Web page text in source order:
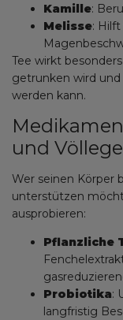
Kamille:
Melisse:
Tee wirkt
getrunken wird
werden kann.
und
Wer seinen Körper
unterstützen
ausprobieren:
Pflanzliche
Probiotika:
langfristig